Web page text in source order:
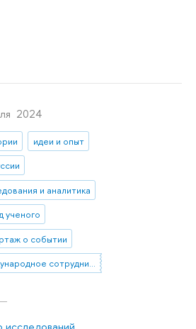
2024
идеи и опыт
и аналитика
ученого
о событии
международное сотрудничество